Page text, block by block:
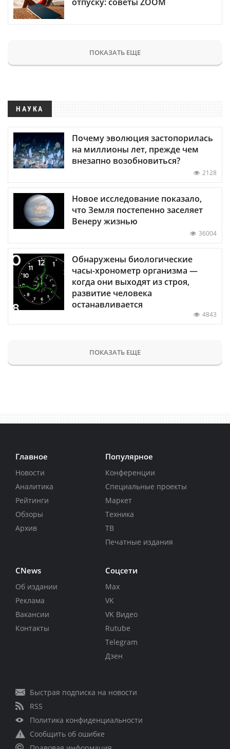
ПОКАЗАТЬ ЕЩЕ
НАУКА
Почему эволюция застопорилась
на миллионы лет, прежде чем
внезапно возобновиться?
2128
Новое исследование показало,
что Земля постепенно заселяет
Венеру жизнью
36004
Обнаружены биологические
часы-хронометр организма —
когда они выходят из строя,
развитие человека
останавливается
4843
ПОКАЗАТЬ ЕЩЕ
Главное
Новости
Аналитика
Рейтинги
Обзоры
Архив
Популярное
Конференции
Специальные проекты
Маркет
Техника
ТВ
Печатные издания
CNews
Об издании
Реклама
Вакансии
Контакты
Соцсети
Max
VK
VK Видео
Rutube
Telegram
Дзен
Быстрая подписка на новости
RSS
Политика конфиденциальности
Сообщить об ошибке